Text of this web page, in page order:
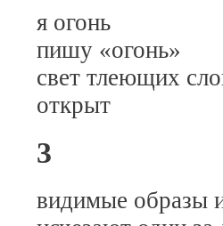
я огонь
пишу «огонь»
свет тлеющих
открыт
3
видимые образы